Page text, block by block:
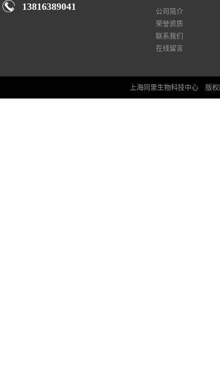
13816389041
公司简介
荣誉资质
联系我们
在线留言
上海同里生物科技中心 版